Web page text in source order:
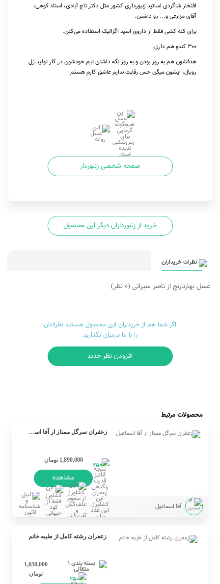
افتخار شاگردی اساتید زنبورداری کشور مثل دکتر تاج آبادی، استاد کوهی،
آقای مزارعی و… رو داشتن.
برای کنه کشی فقط از داروی اسید اگزالیک استفاده می‌کنن.
300 کندو هم دارن.
هدفشون هم به روز بودن و به روز نگه داشتن تیم خودشون در کار تولید ژل
رویال، ایشون میگن حس رقابت ندارم عاشق کارم هستم
صفحه شخصی زنبوردار
خرید از زنبورداران دیگر این محصول
نظرات خریداران
عسل بهارنارنج از ناصر سیرائی (0 نظر)
اگر شما هم از خریداران این محصول هستید نظراتتان
را با ما درمیان بگذارید
افزودن نظر جدید
محصولات مرتبط
زعفران سرگل ممتاز از آقا اسماعیل
1,890,000 تومان
مشاهده
آقا اسماعیل
258
زعفران رشته کامل از طیبه خانم
1,650,000
تومان
250